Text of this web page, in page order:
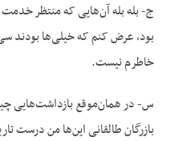
ج- بله بله آن‌هایی که منتظر
بود، عرض کنم که خیلی‌ها بودند
خاطرم نیست.
س- در همان‌موقع بازداشت‌هایی
بازرگان طالقانی این‌ها من درست